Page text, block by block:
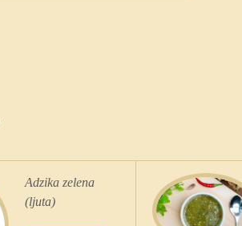
Adzika zelena
(ljuta)